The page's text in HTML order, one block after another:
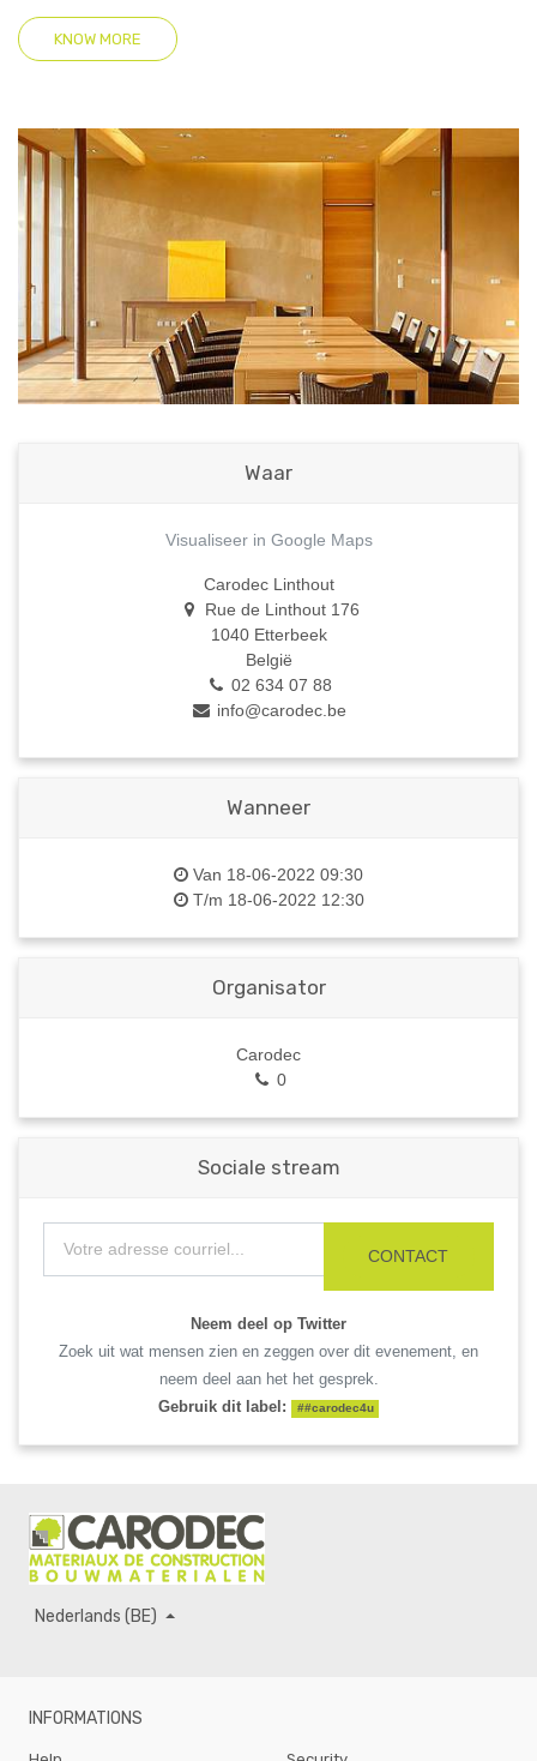
KNOW MORE
Waar
Visualiseer in Google Maps
Carodec Linthout
Rue de Linthout 176
1040 Etterbeek
België
02 634 07 88
info@carodec.be
Wanneer
Van 18-06-2022 09:30
T/m 18-06-2022 12:30
Organisator
Carodec
0
Sociale stream
CONTACT
Neem deel op Twitter
Zoek uit wat mensen zien en zeggen over dit evenement, en
neem deel aan het het gesprek.
Gebruik dit label:
##carodec4u
Nederlands (BE)
INFORMATIONS